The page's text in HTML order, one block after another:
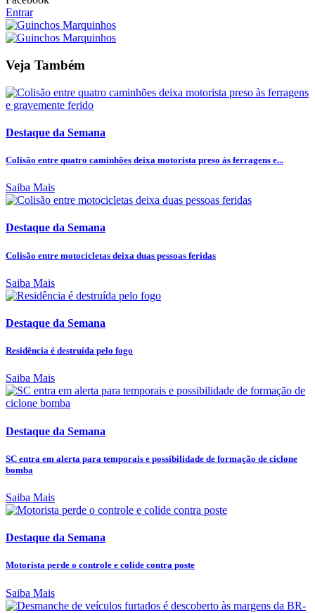
Entrar
Veja Também
Destaque da Semana
Colisão entre quatro caminhões deixa motorista preso às ferragens e...
Saiba Mais
Destaque da Semana
Colisão entre motocicletas deixa duas pessoas feridas
Saiba Mais
Destaque da Semana
Residência é destruída pelo fogo
Saiba Mais
Destaque da Semana
SC entra em alerta para temporais e possibilidade de formação de ciclone
bomba
Saiba Mais
Destaque da Semana
Motorista perde o controle e colide contra poste
Saiba Mais